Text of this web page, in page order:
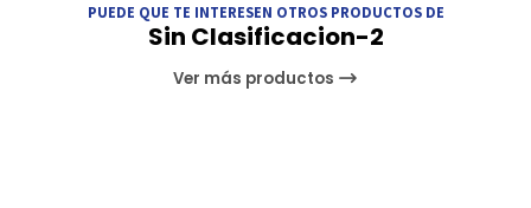
PUEDE QUE TE INTERESEN OTROS PRODUCTOS DE
Sin Clasificacion-2
Ver más productos